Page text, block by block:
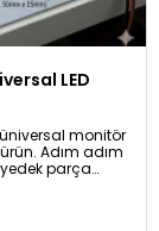
LED
monitör
Adım adım
parça